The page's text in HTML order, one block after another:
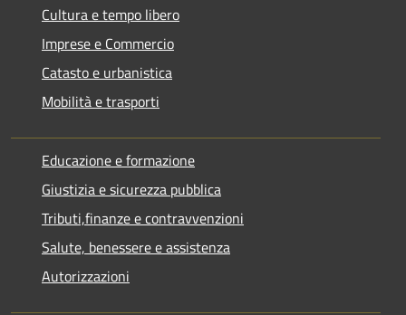
Cultura e tempo libero
Imprese e Commercio
Catasto e urbanistica
Mobilità e trasporti
Educazione e formazione
Giustizia e sicurezza pubblica
Tributi,finanze e contravvenzioni
Salute, benessere e assistenza
Autorizzazioni